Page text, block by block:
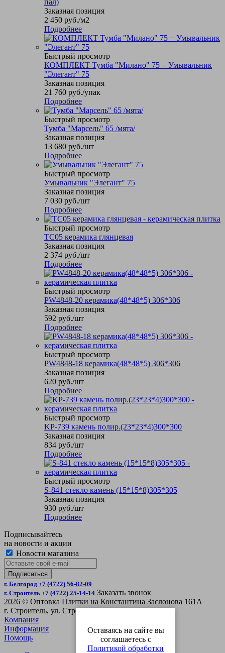
Заказная позиция
2 450 руб./м2
Подробнее
Быстрый просмотр
КОМПЛЕКТ Тумба "Милано" 75 + Умывальник
"Элегант" 75
Заказная позиция
21 760 руб./упак
Подробнее
Быстрый просмотр
Тумба "Марсель" 65 /мята/
Заказная позиция
13 680 руб./шт
Подробнее
Быстрый просмотр
Умывальник "Элегант" 75
Заказная позиция
7 030 руб./шт
Подробнее
Быстрый просмотр
TC05 керамика глянцевая
Заказная позиция
2 374 руб./шт
Подробнее
Быстрый просмотр
PW4848-20 керамика(48*48*5) 306*306
Заказная позиция
592 руб./шт
Подробнее
Быстрый просмотр
PW4848-18 керамика(48*48*5) 306*306
Заказная позиция
620 руб./шт
Подробнее
Быстрый просмотр
KP-739 камень полир.(23*23*4)300*300
Заказная позиция
834 руб./шт
Подробнее
Быстрый просмотр
S-841 стекло камень (15*15*8)305*305
Заказная позиция
930 руб./шт
Подробнее
Подписывайтесь
на новости и акции
Новости магазина
г. Белгород +7 (4722) 56-82-09
г. Строитель +7 (4722) 25-14-14 Заказать звонок
2026 © Оптовка Плитки на Константина Заслонова 161А
г. Строитель, ул. Строительная 4Б
Компания
Информация
Помощь
Оставаясь на сайте вы
соглашаетесь с
Политикой обработки